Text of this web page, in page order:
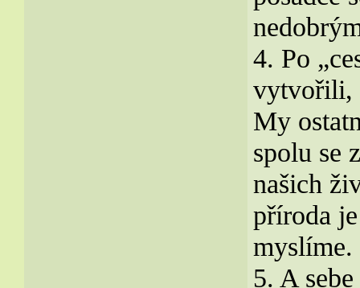
4. Po
vytvořili,
My
spolu se
našich
příroda
myslíme.
5. A